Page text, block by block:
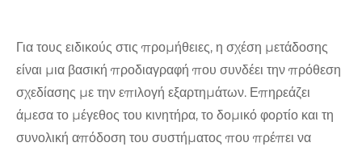
Για τους ειδικούς στις προμήθειες, η σχέση μετάδοσης
είναι μια βασική προδιαγραφή που συνδέει την πρόθεση
σχεδίασης με την επιλογή εξαρτημάτων. Επηρεάζει
άμεσα το μέγεθος του κινητήρα, το δομικό φορτίο και τη
συνολική απόδοση του συστήματος που πρέπει να